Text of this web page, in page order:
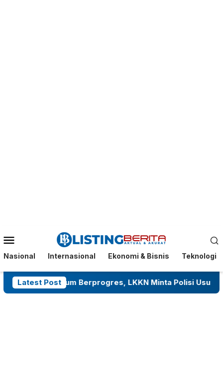
Mobile
Nasional Internasional Ekonomi & Bisnis Teknologi
Latest Post
Belum Berprogres, LKKN Minta Polisi Usut Tuntas